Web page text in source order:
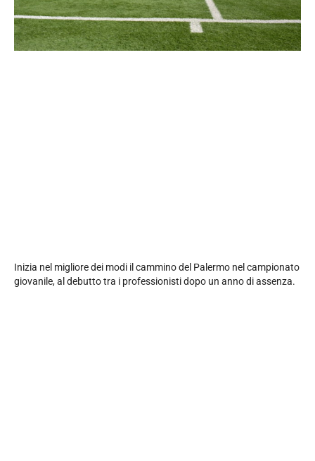
Inizia nel migliore dei modi il cammino del Palermo nel campionato
giovanile, al debutto tra i professionisti dopo un anno di assenza.